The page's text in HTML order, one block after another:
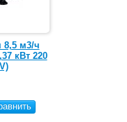
8,5 м3/ч
кВт 220